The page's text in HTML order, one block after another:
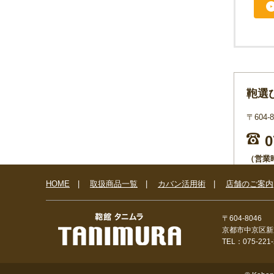
鞄選
〒604-
（営
HOME 取扱商品一覧 カバン活用術 店舗のご案内
〒604-8046
京都市中京区
TEL：075-